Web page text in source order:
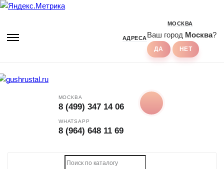
АДРЕСА
МОСКВА
Ваш город Москва?
МОСКВА
8 (499) 347 14 06
WHATSAPP
8 (964) 648 11 69